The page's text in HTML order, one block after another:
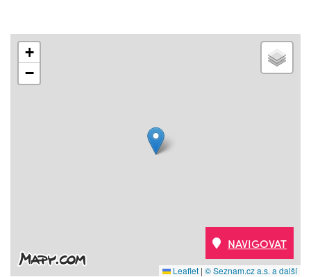
+
−
Leaflet | © Seznam.cz a.s. a další
NAVIGOVAT